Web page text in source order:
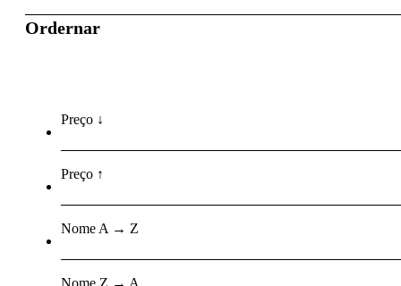
Ordernar
Preço ↓
Preço ↑
Nome A → Z
Nome Z → A